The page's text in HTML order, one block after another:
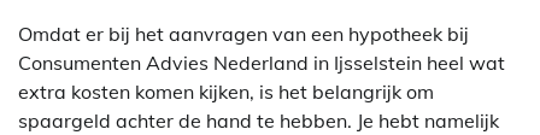
Omdat er bij het aanvragen van een hypotheek bij
Consumenten Advies Nederland in Ijsselstein heel wat
extra kosten komen kijken, is het belangrijk om
spaargeld achter de hand te hebben. Je hebt namelijk